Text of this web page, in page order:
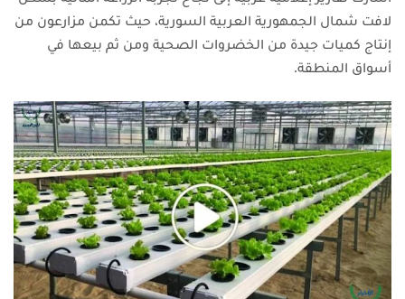
لافت شمال الجمهورية العربية السورية، حيث تكمن مزارعون من
إنتاج كميات جيدة من الخضروات الصحية ومن ثم بيعها في
أسواق المنطقة.